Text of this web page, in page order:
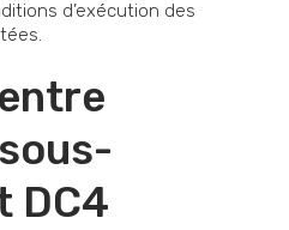
d’exécution des
DC4